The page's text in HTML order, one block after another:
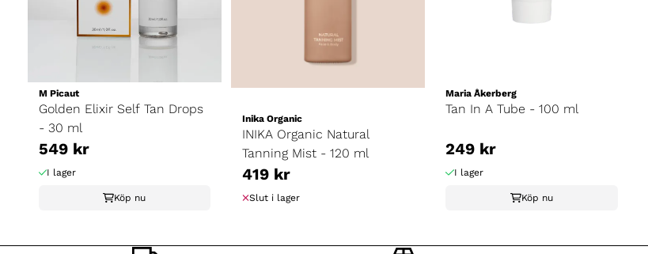
M Picaut
Golden Elixir Self Tan Drops
- 30 ml
549 kr
I lager
Köp nu
Inika Organic
INIKA Organic Natural
Tanning Mist - 120 ml
419 kr
Slut i lager
Maria Åkerberg
Tan In A Tube - 100 ml
249 kr
I lager
Köp nu